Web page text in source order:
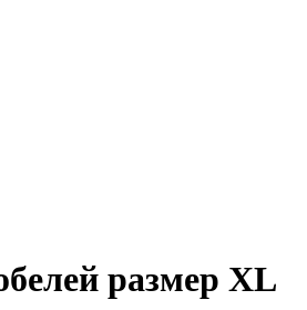
размер ХL